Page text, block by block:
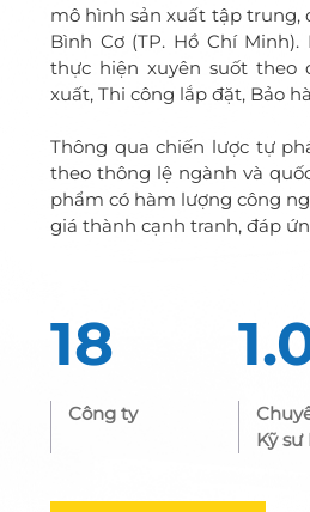
mô hình sản xuất tập trung,
Bình Cơ (TP. Hồ Chí
thực hiện xuyên suốt theo
xuất, Thi công lắp đặt, Bảo
Thông qua chiến lược tự
theo thông lệ ngành và
phẩm có hàm lượng công
giá thành cạnh tranh, đáp
18
Công ty
Kỹ sư